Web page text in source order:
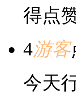
得点
4游客
今天